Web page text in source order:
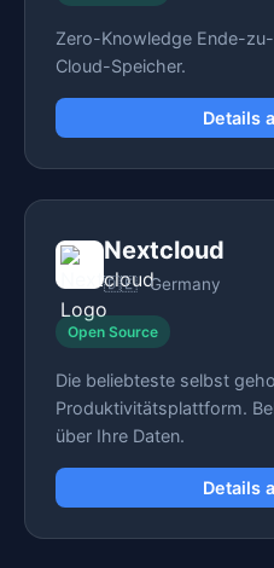
Zero-Knowledge Ende-
Cloud-Speicher.
Details
Nextcloud
🇩🇪 Germany
Open Source
Die beliebteste selbst
Produktivitätsplattform.
über Ihre Daten.
Details